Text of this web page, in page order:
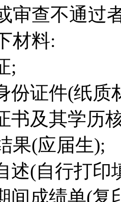
审查不通过
材料:
;
份证件(纸质
书及其学历
果(应届生);
述(自行打印
间成绩单(复